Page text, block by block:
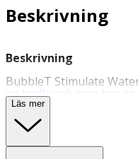
Beskrivning
Beskrivning
BubbleT Stimulate
enbadbomb som har
huden fräsch och mjuk.
och sprider en
Följ anvisningarna på
Läs mer